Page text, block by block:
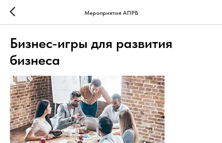
Мероприятия АПРБ
Бизнес-игры для развития
бизнеса